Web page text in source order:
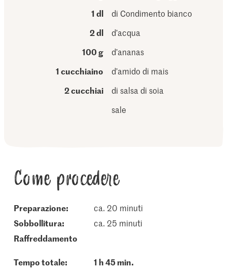
1 dl
di Condimento bianco
2 dl
d’acqua
100 g
d’ananas
1 cucchiaino
d’amido di mais
2 cucchiai
di salsa di soia
sale
Come procedere
Preparazione:
ca. 20 minuti
sobbollitura:
ca. 25 minuti
raffreddamento
Tempo totale: 1 h 45 min.